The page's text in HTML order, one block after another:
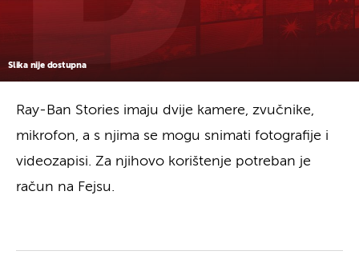
Slika nije dostupna
Ray-Ban Stories imaju dvije kamere, zvučnike,
mikrofon, a s njima se mogu snimati fotografije i
videozapisi. Za njihovo korištenje potreban je
račun na Fejsu.